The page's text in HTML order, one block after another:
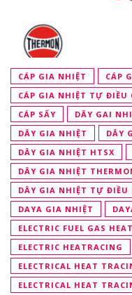
CÁP GIA NHIỆT
CÁP
CÁP GIA NHIỆT TỰ ĐIỀU
CÁP SẤY
DÂY GAI
DÂY GIA NHIỆT
DÂY
DÂY GIA NHIỆT HTSX
DÂY GIA NHIỆT
DÂY GIA NHIỆT TỰ ĐIỀU
DAYA GIA NHIỆT
ELECTRIC FUEL GAS
ELECTRIC HEATRACING
ELECTRICAL HEAT
ELECTRICAL HEAT